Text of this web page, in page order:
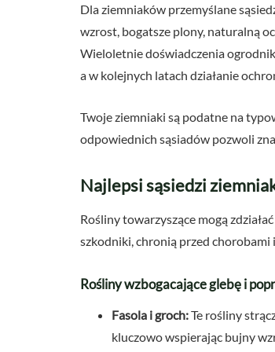
Dla ziemniaków przemyślane
wzrost, bogatsze plony, naturalną
Wieloletnie doświadczenia
a w kolejnych latach działanie
Twoje ziemniaki są podatne na
odpowiednich sąsiadów pozwoli
Najlepsi sąsiedzi
Rośliny towarzyszące mogą
szkodniki, chronią przed chorobami
Rośliny wzbogacające glebę i
Fasola i groch:Te rośliny
kluczowo wspierając bujny